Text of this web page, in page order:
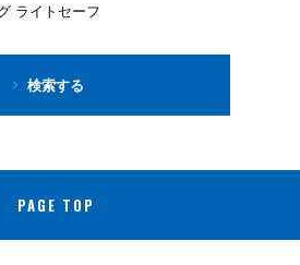
ライトセーフ
検索する
PAGE TOP